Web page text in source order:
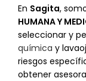
En Sagita,
HUMANA Y
seleccionar y
química y
riesgos
obtener